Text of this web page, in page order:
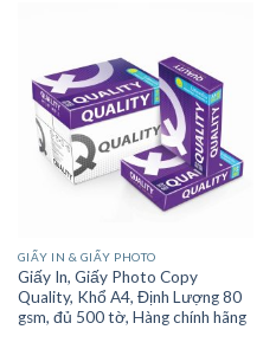
GIẤY IN & GIẤY PHOTO
Giấy In, Giấy Photo Copy
Quality, Khổ A4, Định Lượng 80
gsm, đủ 500 tờ, Hàng chính hãng